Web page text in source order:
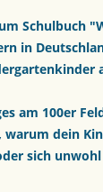
Schulbuch
in
am 100er
warum dein
sich